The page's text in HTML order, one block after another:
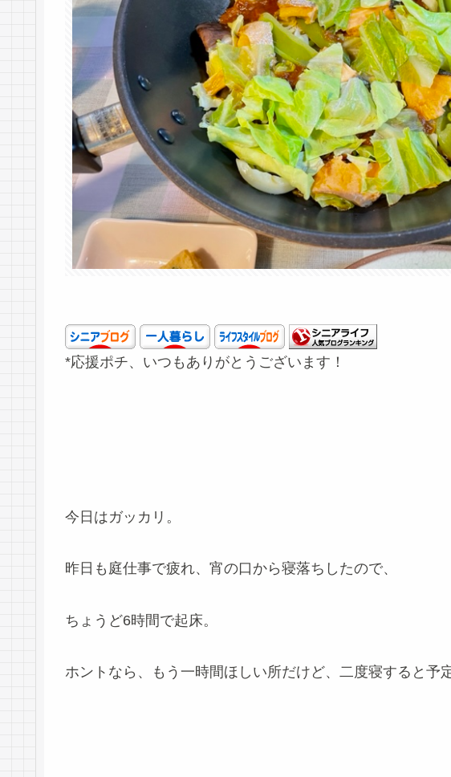
*応援ポチ、いつもありがとうございます！
今日はガッカリ。
昨日も庭仕事で疲れ、宵の口から寝落ちしたので、
ちょうど6時間で起床。
ホントなら、もう一時間ほしい所だけど、二度寝すると予